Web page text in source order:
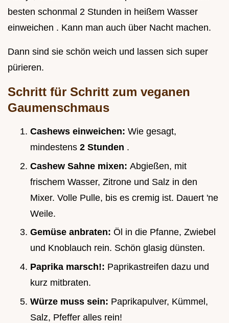
besten schonmal 2 Stunden in heißem Wasser
einweichen . Kann man auch über Nacht machen.
Dann sind sie schön weich und lassen sich super
pürieren.
Schritt für Schritt zum veganen
Gaumenschmaus
Cashews einweichen: Wie gesagt,
mindestens 2 Stunden .
Cashew Sahne mixen: Abgießen, mit
frischem Wasser, Zitrone und Salz in den
Mixer. Volle Pulle, bis es cremig ist. Dauert 'ne
Weile.
Gemüse anbraten: Öl in die Pfanne, Zwiebel
und Knoblauch rein. Schön glasig dünsten.
Paprika marsch!: Paprikastreifen dazu und
kurz mitbraten.
Würze muss sein: Paprikapulver, Kümmel,
Salz, Pfeffer alles rein!